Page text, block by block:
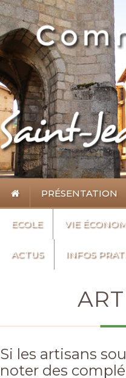
PRÉSENTATION
ECOLE VIE
ACTUS INFOS
Si les artisans
noter des